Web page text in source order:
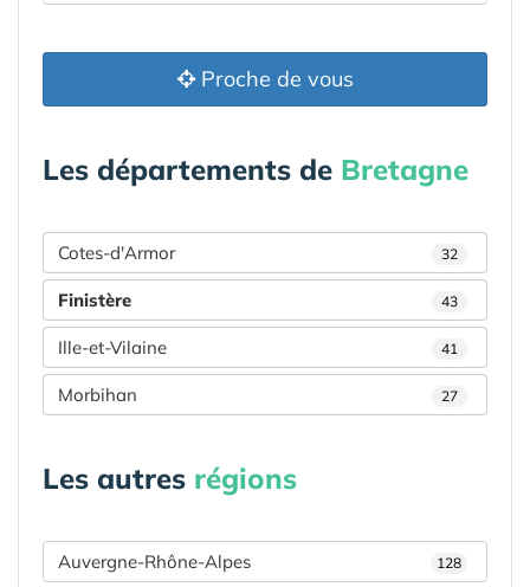
Proche de vous
Les départements de Bretagne
Cotes-d'Armor 32
Finistère 43
Ille-et-Vilaine 41
Morbihan 27
Les autres régions
Auvergne-Rhône-Alpes 128